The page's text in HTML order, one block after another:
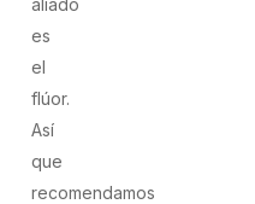
es
el
flúor.
Así
que
recomendamos